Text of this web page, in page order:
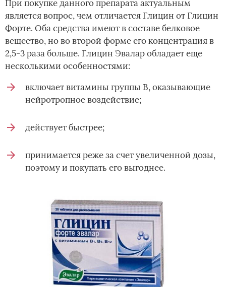
При покупке данного препарата актуальным
является вопрос, чем отличается Глицин от Глицин
Форте. Оба средства имеют в составе белковое
вещество, но во второй форме его концентрация в
2,5-3 раза больше. Глицин Эвалар обладает еще
несколькими особенностями:
включает витамины группы В, оказывающие
нейротропное воздействие;
действует быстрее;
принимается реже за счет увеличенной дозы,
поэтому и покупать его выгоднее.